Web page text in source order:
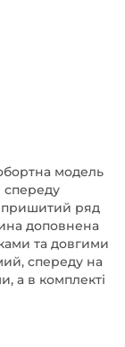
модель
спереду
пришитий ряд
доповнена
та довгими
спереду на
а в комплекті